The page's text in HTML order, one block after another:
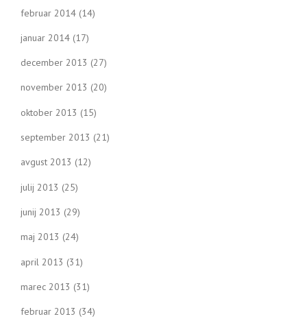
februar 2014 (14)
januar 2014 (17)
december 2013 (27)
november 2013 (20)
oktober 2013 (15)
september 2013 (21)
avgust 2013 (12)
julij 2013 (25)
junij 2013 (29)
maj 2013 (24)
april 2013 (31)
marec 2013 (31)
februar 2013 (34)